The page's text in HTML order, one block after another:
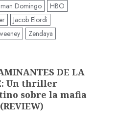
Domingo
HBO
Jacob Elordi
Zendaya
DE LA
Un thriller
sobre la mafia